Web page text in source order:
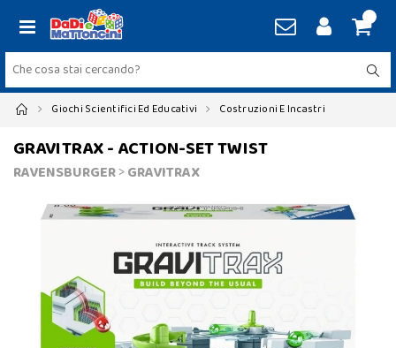
Giochi Scientifici Ed Educativi Costruzioni E Incastri
GRAVITRAX - ACTION-SET TWIST
RAVENSBURGER>GRAVITRAX